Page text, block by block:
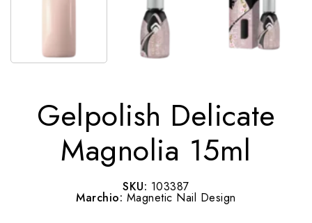
Gelpolish Delicate
Magnolia 15ml
SKU: 103387
Marchio: Magnetic Nail Design